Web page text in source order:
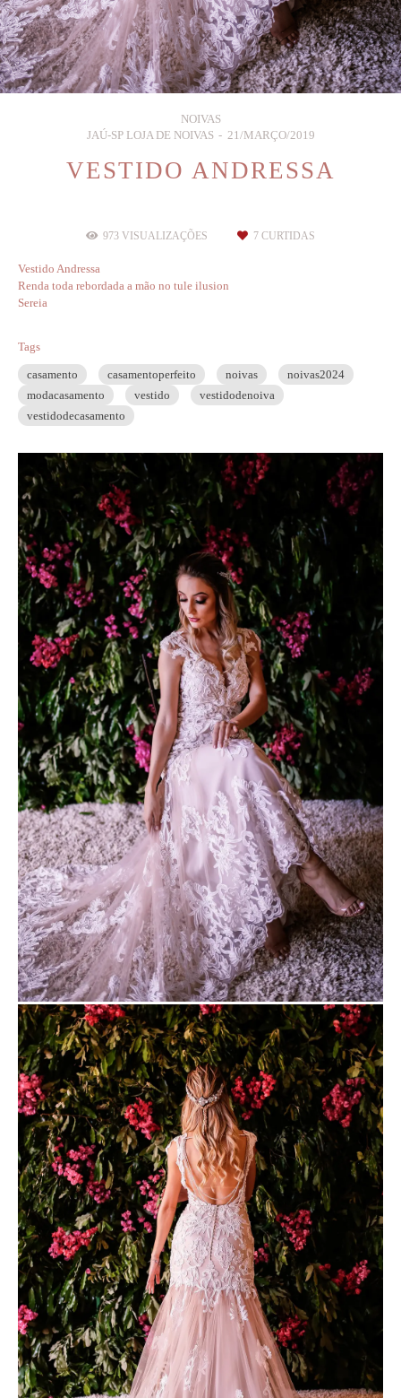
NOIVAS
JAÚ-SP LOJA DE NOIVAS
21/MARÇO/2019
VESTIDO ANDRESSA
973 VISUALIZAÇÕES 7 CURTIDAS
Vestido Andressa
Renda toda rebordada a mão no tule ilusion
Sereia
Tags
casamento casamentoperfeito noivas
noivas2024
modacasamento
vestido
vestidodenoiva
vestidodecasamento